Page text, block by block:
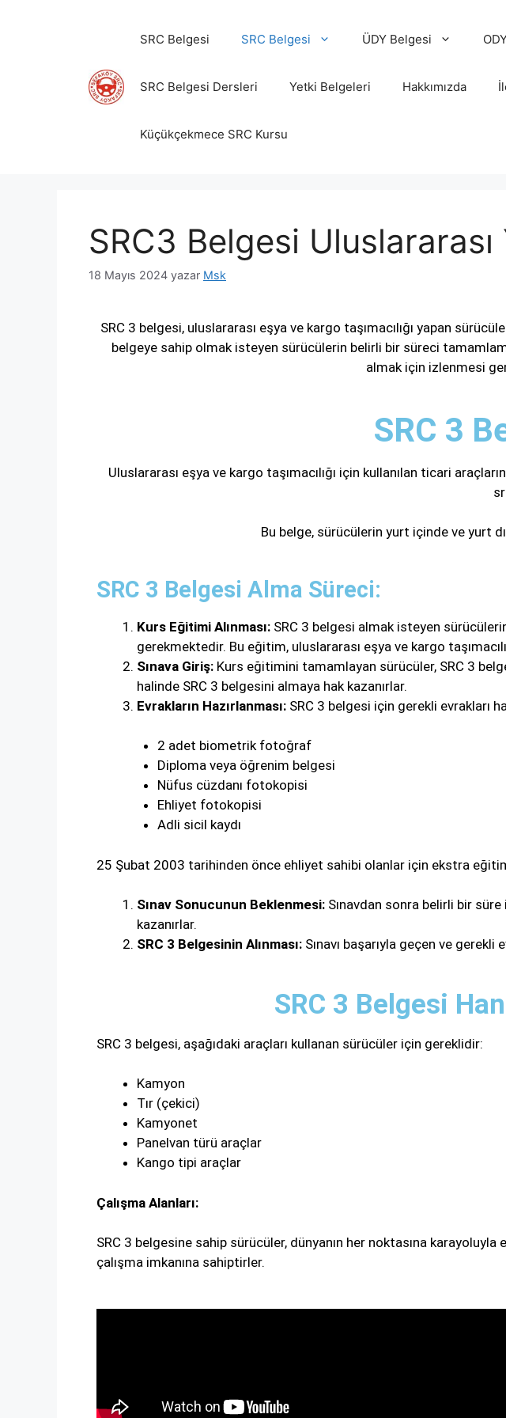
SRC Belgesi SRC Belgesi ÜDY Belgesi
SRC Belgesi Dersleri Yetki Belgeleri Hakkımızda
Küçükçekmece SRC Kursu
SRC3 Belgesi Uluslararası
18 Mayıs 2024 yazar Msk
SRC 3 belgesi, uluslararası eşya ve kargo taşımacılığı yapan
belgeye sahip olmak isteyen sürücülerin belirli bir süreci
almak için izlenmesi
SRC 3
Uluslararası eşya ve kargo taşımacılığı için kullanılan ticari
Bu belge, sürücülerin yurt içinde ve yurt
SRC 3 Belgesi Alma Süreci:
Kurs Eğitimi Alınması: SRC 3 belgesi almak isteyen
gerekmektedir. Bu eğitim, uluslararası eşya ve kargo
Sınava Giriş: Kurs eğitimini tamamlayan sürücüler, SRC 3
halinde SRC 3 belgesini almaya hak kazanırlar.
Evrakların Hazırlanması: SRC 3 belgesi için gerekli evrakları
2 adet biometrik fotoğraf
Diploma veya öğrenim belgesi
Nüfus cüzdanı fotokopisi
Ehliyet fotokopisi
Adli sicil kaydı
25 Şubat 2003 tarihinden önce ehliyet sahibi olanlar için ekstra
Sınav Sonucunun Beklenmesi: Sınavdan sonra belirli bir süre
kazanırlar.
SRC 3 Belgesinin Alınması: Sınavı başarıyla geçen ve
SRC 3 Belgesi
SRC 3 belgesi, aşağıdaki araçları kullanan sürücüler için gereklidir:
Kamyon
Tır (çekici)
Kamyonet
Panelvan türü araçlar
Kango tipi araçlar
Çalışma Alanları:
SRC 3 belgesine sahip sürücüler, dünyanın her noktasına
çalışma imkanına sahiptirler.